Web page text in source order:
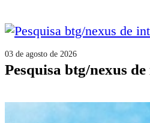
03 de agosto de 2026
pesquisa btg/nexus